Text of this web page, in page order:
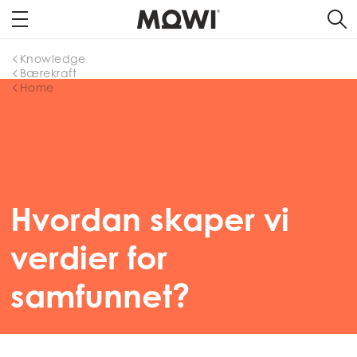
Home
Bærekraft
Knowledge
Hvordan skaper vi
verdier for
samfunnet?